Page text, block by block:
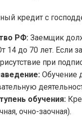
кредит с
РФ: Заемщик
14 до 70 лет. Если
при
Обучение
обучения:
очно-заочная).